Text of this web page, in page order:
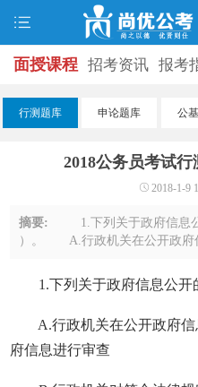
面授课程 招考资讯 报考
口 打准考证 成绩查询 面
学员风
服务信息
行测题库 申论题库 公
2018公务员考试
2018-1-9
摘要:
1.下列关于政府信息
）。 A.行政机关在公开政府
政府信息应当主动公开 C.申
1.下列关于政府信息公开
A.行政机关在公开政府信
府信息进行审查